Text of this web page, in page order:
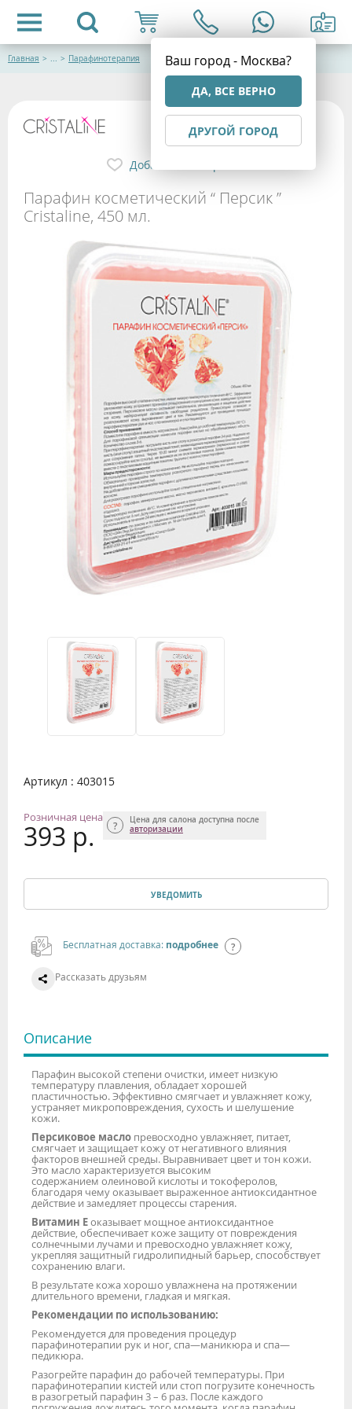
Ваш город - Москва?
ДА, ВСЕ ВЕРНО
ДРУГОЙ ГОРОД
Главная > ... > Парафинотерапия
Парафин косметический “ Персик ”
Cristaline, 450 мл.
Добавить в избранное
Артикул : 403015
Розничная цена
393 р.
Цена для салона доступна после
авторизации
УВЕДОМИТЬ
Бесплатная доставка: подробнее
Рассказать друзьям
Описание
Парафин высокой степени очистки, имеет низкую
температуру плавления, обладает хорошей
пластичностью. Эффективно смягчает и увлажняет кожу,
устраняет микроповреждения, сухость и шелушение
кожи.
Персиковое масло превосходно увлажняет, питает,
смягчает и защищает кожу от негативного влияния
факторов внешней среды. Выравнивает цвет и тон кожи.
Это масло характеризуется высоким
содержанием олеиновой кислоты и токоферолов,
благодаря чему оказывает выраженное антиоксидантное
действие и замедляет процессы старения.
Витамин Еоказывает мощное антиоксидантное
действие, обеспечивает коже защиту от повреждения
солнечными лучами и превосходно увлажняет кожу,
укрепляя защитный гидролипидный барьер, способствует
сохранению влаги.
В результате кожа хорошо увлажнена на протяжении
длительного времени, гладкая и мягкая.
Рекомендации по использованию:
Рекомендуется для проведения процедур
парафинотерапии рук и ног, спа—маникюра и спа—
педикюра.
Разогрейте парафин до рабочей температуры. При
парафинотерапии кистей или стоп погрузите конечность
в разогретый парафин 3 – 6 раз. После каждого